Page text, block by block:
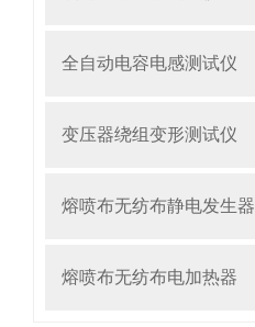
全自动电容电感测试仪
变压器绕组变形测试仪
熔喷布无纺布静电发生器
熔喷布无纺布电加热器